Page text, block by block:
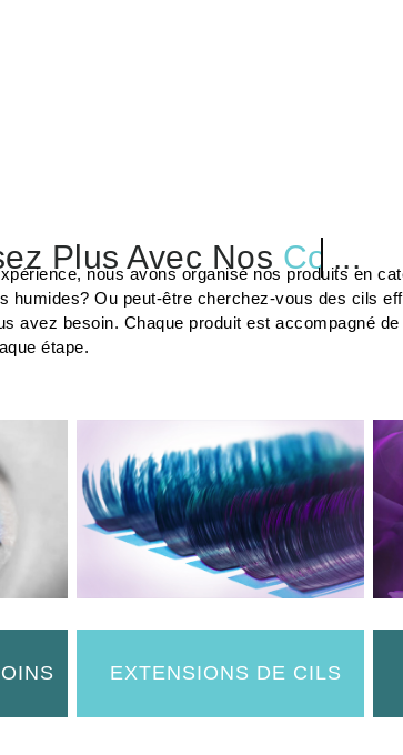
Plus Avec Nos Colles
nous avons organisé nos produits en
humides? Ou peut-être cherchez-vous des cils
avez besoin. Chaque produit est accompagné
étape.
EXTENSIONS DE CILS